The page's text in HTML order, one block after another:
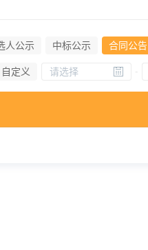
人公示 中标公示 合同公告
自定义 -